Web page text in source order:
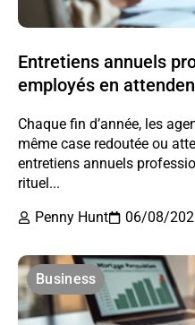
Entretiens annuels
employés en
Chaque fin d’année, les
même case redoutée ou
entretiens annuels
rituel...
Penny Hunt
06/08/
Business